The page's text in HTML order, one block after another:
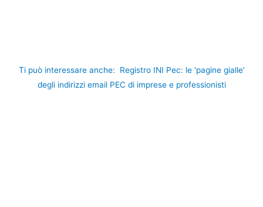
Ti può interessare anche:
Registro INI Pec: le ‘pagine gialle’
degli indirizzi email PEC di imprese e professionisti